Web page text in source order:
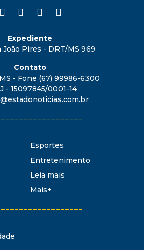
Expediente
João Pires - DRT/MS 969
Contato
- Fone (67) 99986-6300
- 15097845/0001-14
Esportes
Entretenimento
Leia mais
Mais+